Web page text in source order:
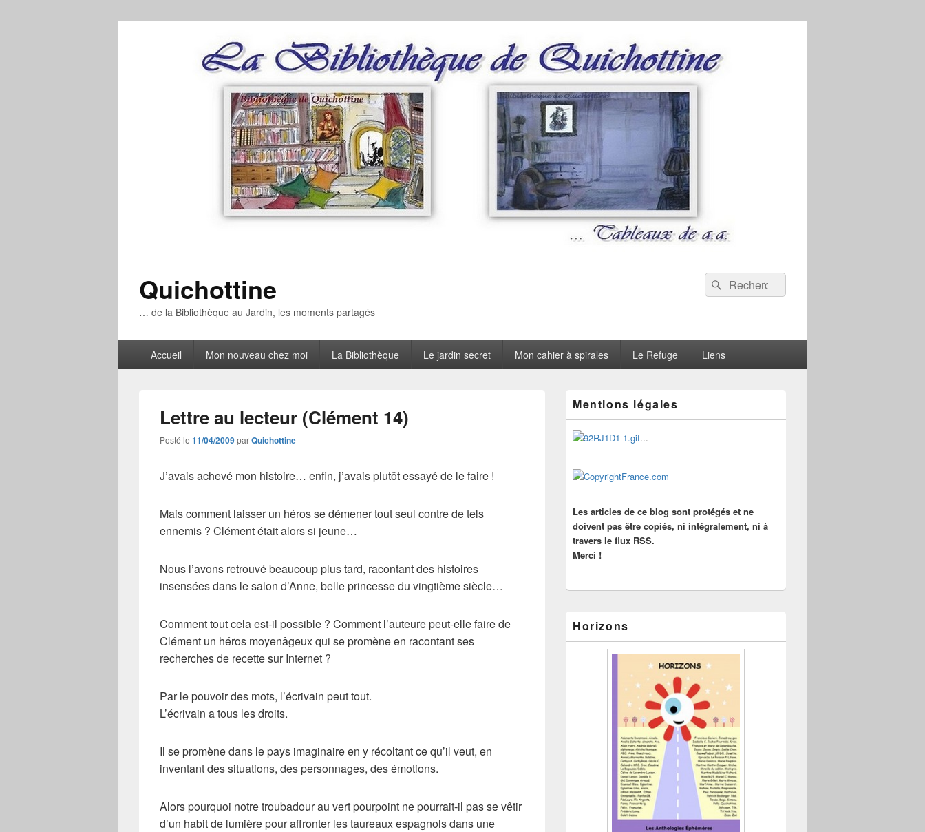
Quichottine
… de la Bibliothèque au Jardin, les moments partagés
Recherche :
Rechercher
principalAccueil Mon nouveau chez moi La Bibliothèque Le jardin secret Mon cahier à spirales Le Refuge Liens
Lettre au lecteur (Clément 14)
Posté le 11/04/2009parQuichottine
J’avais achevé mon histoire… enfin, j’avais plutôt essayé de le faire !
Mais comment laisser un héros se démener tout seul contre de tels
ennemis ? Clément était alors si jeune…
Nous l’avons retrouvé beaucoup plus tard, racontant des histoires
insensées dans le salon d’Anne, belle princesse du vingtième siècle…
Comment tout cela est-il possible ? Comment l’auteure peut-elle faire de
Clément un héros moyenâgeux qui se promène en racontant ses
recherches de recette sur Internet ?
Par le pouvoir des mots, l’écrivain peut tout.
L’écrivain a tous les droits.
Il se promène dans le pays imaginaire en y récoltant ce qu’il veut, en
inventant des situations, des personnages, des émotions.
Alors pourquoi notre troubadour au vert pourpoint ne pourrait-il pas se vêtir
d’un habit de lumière pour affronter les taureaux espagnols dans une
principale
de
widget
pour
barre
latérale
Mentions légales
...
Les articles de ce blog sont protégés et ne
doivent pas être copiés, ni intégralement, ni à
travers le flux RSS.
Merci !
Horizons